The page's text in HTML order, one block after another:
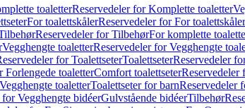
toaletterReservedeler for Komplette toaletter
For toalettskålerReservedeler for For toalettskåler
Reservedeler for TilbehørFor komplette
Vegghengte toaletterReservedeler for Vegghengte
for ToalettseterToalettseterReservedeler
Forlengede toaletterComfort toalettseterReservedeler
toaletterToalettseter for barnReservedeler
Vegghengte bidéerGulvstående bidéerTilbehør